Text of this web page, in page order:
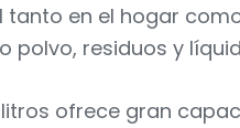
en el hogar
polvo, residuos y
ofrece gran